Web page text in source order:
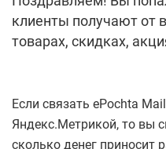
клиенты получают от
товарах, скидках,
Если связать ePochta
Яндекс.Метрикой, то вы
сколько денег приносит